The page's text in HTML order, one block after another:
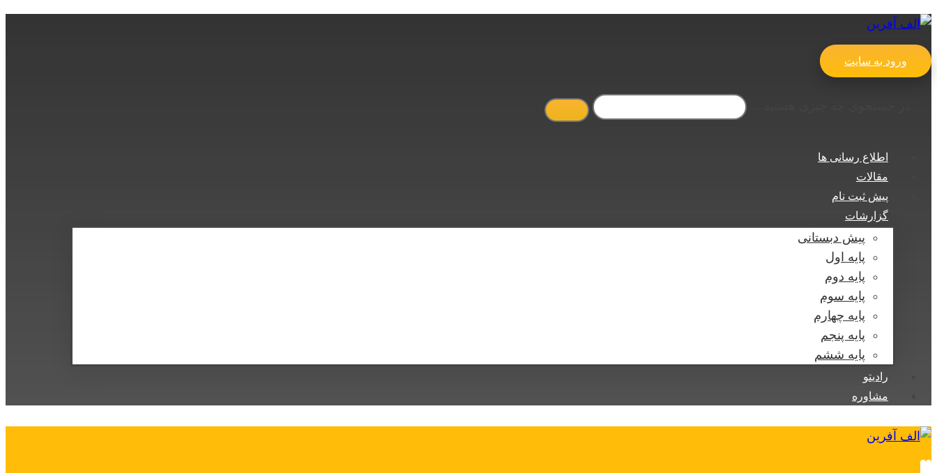
ورود به سایت
اطلاع رسانی ها
مقالات
پیش ثبت نام
گزارشات
پیش دبستانی
پایه اول
پایه دوم
پایه سوم
پایه چهارم
پایه پنجم
پایه ششم
رادیتو
مشاوره